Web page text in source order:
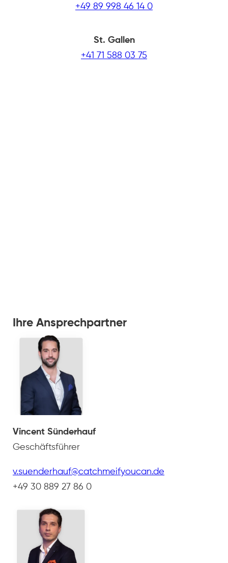
+49 89 998 46 14 0
St. Gallen
+41 71 588 03 75
Ihre Ansprechpartner
Vincent Sünderhauf
Geschäftsführer
v.suenderhauf@catchmeifyoucan.de
+49 30 889 27 86 0